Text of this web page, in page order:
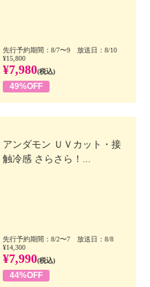
先行予約期間：8/7〜9 放送日：8/10
¥15,800
¥7,980(税込)
49%OFF
アンダモン ＵＶカット・接
触冷感 さらさら！...
先行予約期間：8/2〜7 放送日：8/8
¥14,300
¥7,990(税込)
44%OFF